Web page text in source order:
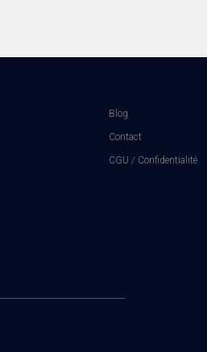
Blog
Contact
CGU / Confidentialité